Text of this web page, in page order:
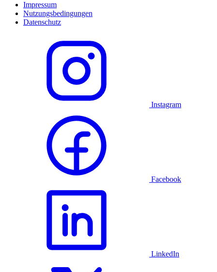
Impressum
Nutzungsbedingungen
Datenschutz
Instagram
Facebook
LinkedIn